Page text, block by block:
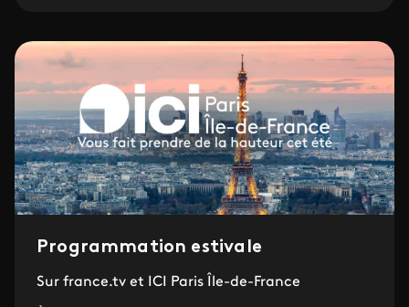
Programmation estivale
Sur france.tv et ICI Paris Île-de-France